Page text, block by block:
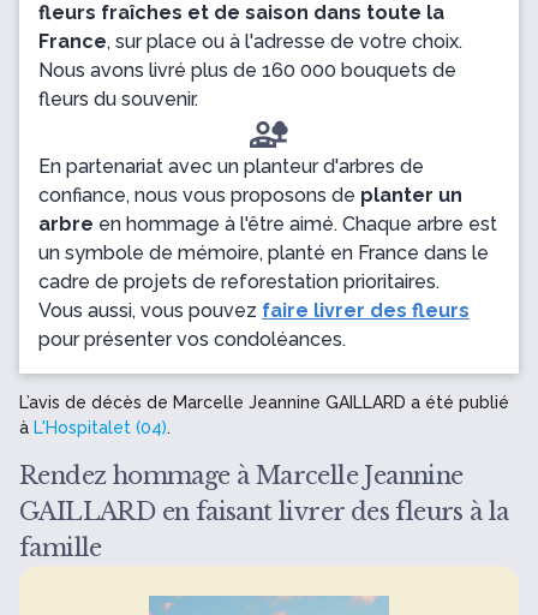
fleurs fraîches et de saison dans toute la
France, sur place ou à l'adresse de votre choix.
Nous avons livré plus de 160 000 bouquets de
fleurs du souvenir.
En partenariat avec un planteur d'arbres de
confiance, nous vous proposons de planter un
arbre en hommage à l'être aimé. Chaque arbre est
un symbole de mémoire, planté en France dans le
cadre de projets de reforestation prioritaires.
Vous aussi, vous pouvez faire livrer des fleurs
pour présenter vos condoléances.
L’avis de décès de Marcelle Jeannine GAILLARD a été publié
à L'Hospitalet (04).
Rendez hommage à Marcelle Jeannine
GAILLARD en faisant livrer des fleurs à la
famille